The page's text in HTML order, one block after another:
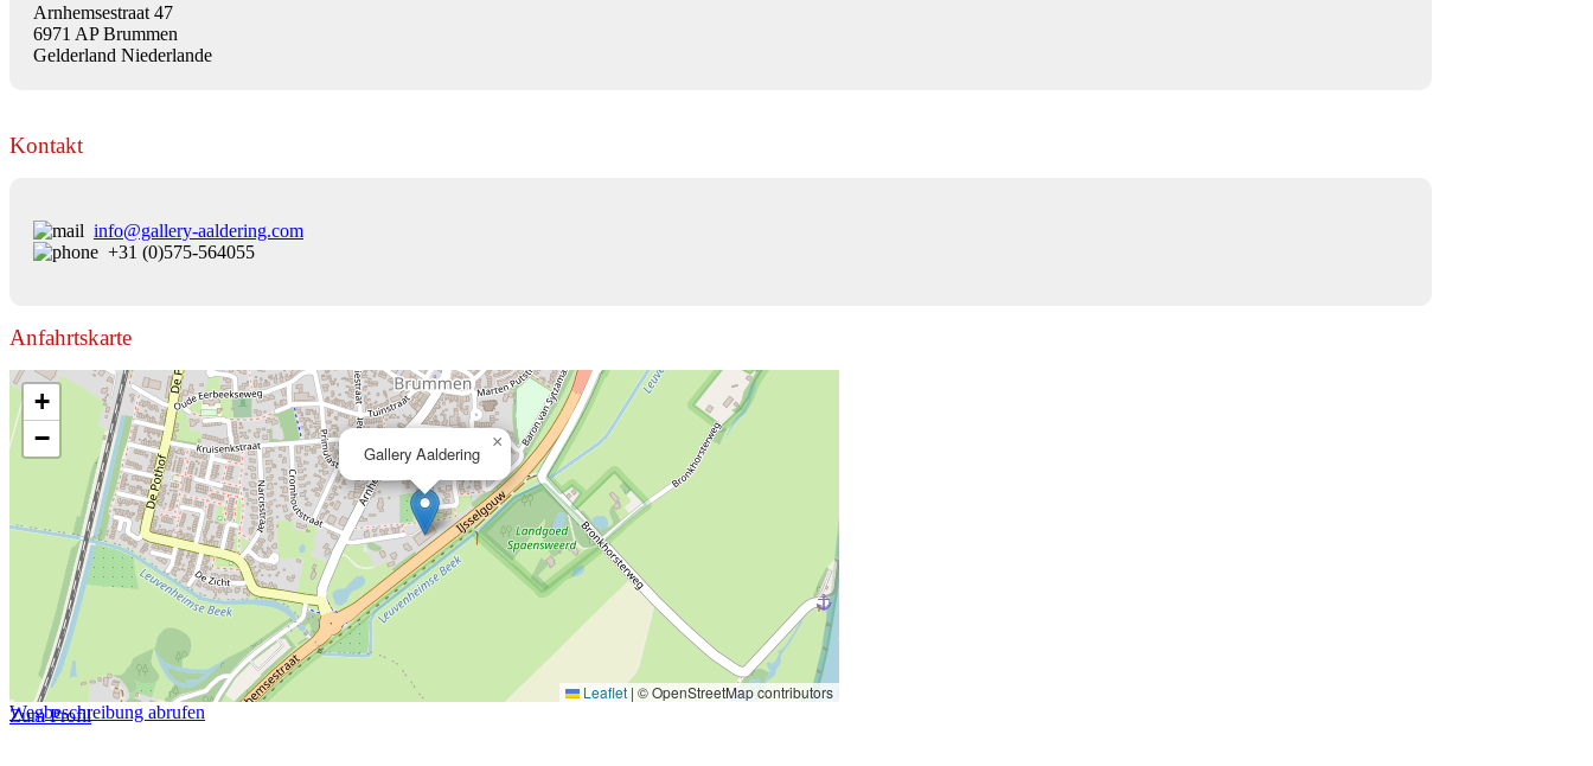
Arnhemsestraat 47
6971 AP Brummen
Gelderland Niederlande
Kontakt
info@gallery-aaldering.com
+31 (0)575-564055
Anfahrtskarte
Gallery Aaldering
×
+
−
Leaflet | © OpenStreetMap contributors
Wegbeschreibung abrufen
Zum Profil